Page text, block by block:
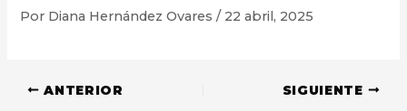
Por Diana Hernández Ovares/ 22 abril, 2025
ANTERIOR SIGUIENTE